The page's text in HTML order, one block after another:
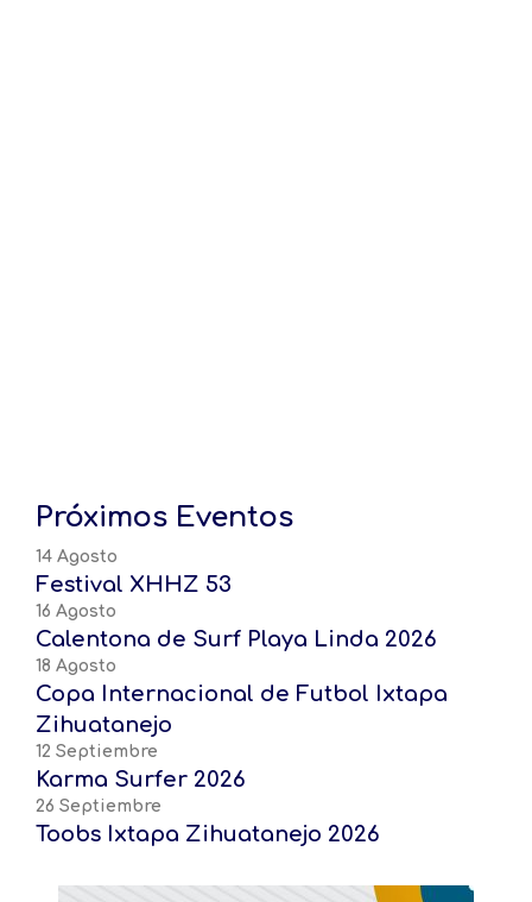
Próximos Eventos
14 Agosto
Festival XHHZ 53
16 Agosto
Calentona de Surf Playa Linda 2026
18 Agosto
Copa Internacional de Futbol Ixtapa
Zihuatanejo
12 Septiembre
Karma Surfer 2026
26 Septiembre
Toobs Ixtapa Zihuatanejo 2026